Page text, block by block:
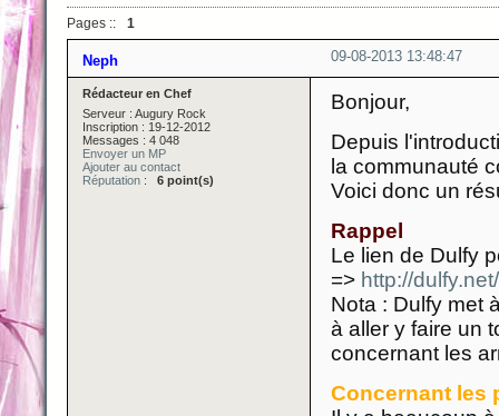
Pages :: 1
09-08-2013 13:48:47
Neph
Rédacteur en Chef
Serveur : Augury Rock
Inscription : 19-12-2012
Messages : 4 048
Envoyer un MP
Ajouter au contact
Réputation : 6 point(s)
Bonjour,
Depuis
la communauté
Voici donc un
Rappel
Le lien de Dulfy
=> http://
Nota : Dulfy met
à aller y faire un
concernant les
Concernant les